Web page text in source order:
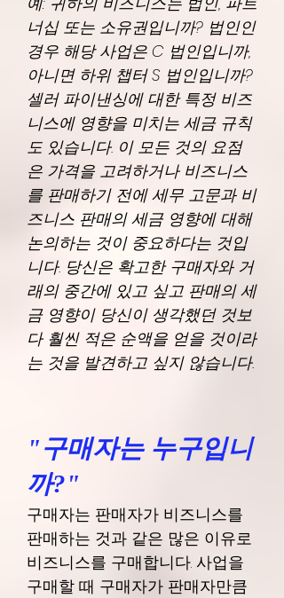
너십 또는 소유권입니까? 법인인
경우 해당 사업은 C 법인입니까,
아니면 하위 챕터 S 법인입니까?
셀러 파이낸싱에 대한 특정 비즈
니스에 영향을 미치는 세금 규칙
도 있습니다. 이 모든 것의 요점
은 가격을 고려하거나 비즈니스
를 판매하기 전에 세무 고문과 비
즈니스 판매의 세금 영향에 대해
논의하는 것이 중요하다는 것입
니다. 당신은 확고한 구매자와 거
래의 중간에 있고 싶고 판매의 세
금 영향이 당신이 생각했던 것보
다 훨씬 적은 순액을 얻을 것이라
는 것을 발견하고 싶지 않습니다.
"구매자는 누구입니
까?"
구매자는 판매자가 비즈니스를
판매하는 것과 같은 많은 이유로
비즈니스를 구매합니다. 사업을
구매할 때 구매자가 판매자만큼